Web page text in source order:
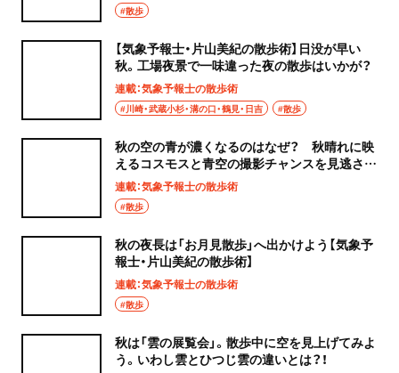
#散歩
【気象予報士・片山美紀の散歩術】日没が早い
秋。工場夜景で一味違った夜の散歩はいかが？
連載：気象予報士の散歩術
#川崎・武蔵小杉・溝の口・鶴見・日吉 #散歩
秋の空の青が濃くなるのはなぜ？ 秋晴れに映
えるコスモスと青空の撮影チャンスを見逃さな
い！【気象予報士・片山美紀の散歩術】
連載：気象予報士の散歩術
#散歩
秋の夜長は「お月見散歩」へ出かけよう【気象予
報士・片山美紀の散歩術】
連載：気象予報士の散歩術
#散歩
秋は「雲の展覧会」。散歩中に空を見上げてみよ
う。いわし雲とひつじ雲の違いとは？！